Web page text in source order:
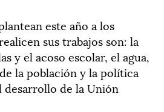
este año a los
sus trabajos son: la
y el acoso escolar, el agua,
la población y la política
desarrollo de la Unión